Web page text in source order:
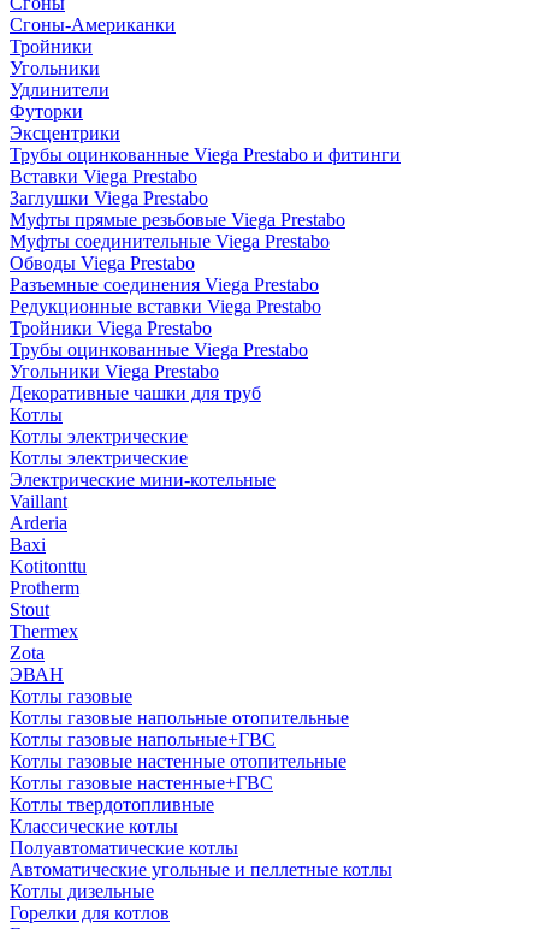
Сгоны-Американки
Тройники
Угольники
Удлинители
Футорки
Эксцентрики
Трубы оцинкованные Viega Prestabo и фитинги
Вставки Viega Prestabo
Заглушки Viega Prestabo
Муфты прямые резьбовые Viega Prestabo
Муфты соединительные Viega Prestabo
Обводы Viega Prestabo
Разъемные соединения Viega Prestabo
Редукционные вставки Viega Prestabo
Тройники Viega Prestabo
Трубы оцинкованные Viega Prestabo
Угольники Viega Prestabo
Декоративные чашки для труб
Котлы
Котлы электрические
Котлы электрические
Электрические мини-котельные
Vaillant
Arderia
Baxi
Kotitonttu
Protherm
Stout
Thermex
Zota
ЭВАН
Котлы газовые
Котлы газовые напольные отопительные
Котлы газовые напольные+ГВС
Котлы газовые настенные отопительные
Котлы газовые настенные+ГВС
Котлы твердотопливные
Классические котлы
Полуавтоматические котлы
Автоматические угольные и пеллетные котлы
Котлы дизельные
Горелки для котлов